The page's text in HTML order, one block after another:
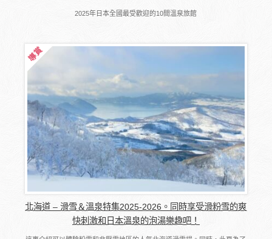
2025年日本全國最受歡迎的10間溫泉旅館
北海道 – 滑雪＆溫泉特集2025-2026。同時享受滑粉雪的爽
快刺激和日本溫泉的泡湯樂趣吧！